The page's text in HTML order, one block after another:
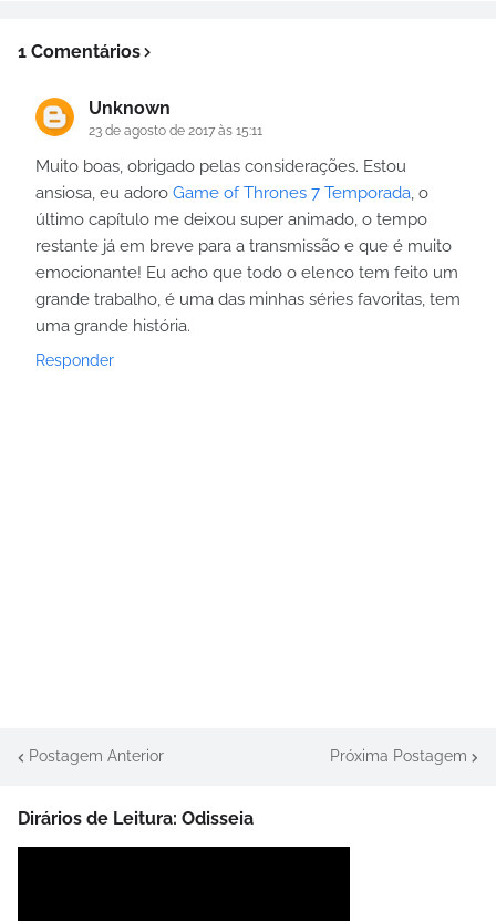
1 Comentários
Unknown
23 de agosto de 2017 às 15:11
Muito boas, obrigado pelas considerações. Estou
ansiosa, eu adoro Game of Thrones 7 Temporada, o
último capítulo me deixou super animado, o tempo
restante já em breve para a transmissão e que é muito
emocionante! Eu acho que todo o elenco tem feito um
grande trabalho, é uma das minhas séries favoritas, tem
uma grande história.
Responder
Postagem Anterior Próxima Postagem
Dirários de Leitura: Odisseia